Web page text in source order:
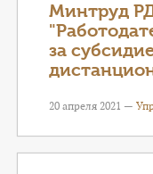
Минтруд
за
20 апреля 2021 —